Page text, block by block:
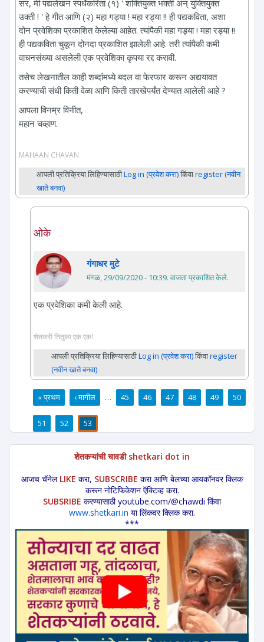
सर, मी पद्यलेखन स्पर्धेकरिता (१) ' शक्तियुक्त भक्ती अन् युक्तियुक्त
उक्ती ! ' हे गीत आणि (२) महा गड्या ! महा रड्या !! ही पद्यकविता, अशा
दोन प्रवेशिका प्रकाशित केलेल्या आहेत. त्यांपैकी महा गड्या ! महा रड्या !!
ही पद्यकविता चुकून दोनदा प्रकाशित झालेली आहे. तरी त्यांपैकी कमी
वाचनसंख्या असलेली एक प्रवेशिका कृपया रद्द करावी.
तसेच लेखनातील काही शब्दांमध्ये बदल वा फेरफार करून अद्ययावत
करण्याची संधी किती वेळा आणि किती तारखेपर्यंत देण्यात आलेली आहे ?
आपला विनम्र विनीत,
महान चव्हाण.
MAHAAN CHAVAN
आपली प्रतिक्रिया लिहिण्यासाठीLog in (प्रवेश करा)किंवाregister (नवीन
खाते बनवा)
ओके
गंगाधर मुटे
मंगळ, 29/09/2020 - 10:39. वाजता प्रकाशित केले.
एक प्रवेशिका कमी केली आहे.
शेतकरी तितुका एक एक!
आपली प्रतिक्रिया लिहिण्यासाठीLog in (प्रवेश करा)किंवाregister
(नवीन खाते बनवा)
पाने « प्रथम ‹ मागील … 45 46 47 48 49 50
51 52 53
शेतकऱ्यांची चावडी shetkari dot in
आजच चॅनेल LIKE करा, SUBSCRIBE करा आणि बेलच्या आयकॉनवर क्लिक
करून नोटिफिकेशन ऍक्टिव्ह करा.
SUBSRIBE करण्यासाठी youtube.com/@chawdi किंवा
www.shetkari.in या लिंकवर क्लिक करा.
***